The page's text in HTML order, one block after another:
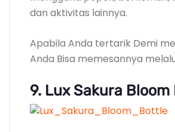
dan aktivitas lainnya.
Apabila Anda tertarik Demi
Anda Bisa memesannya
9. Lux Sakura